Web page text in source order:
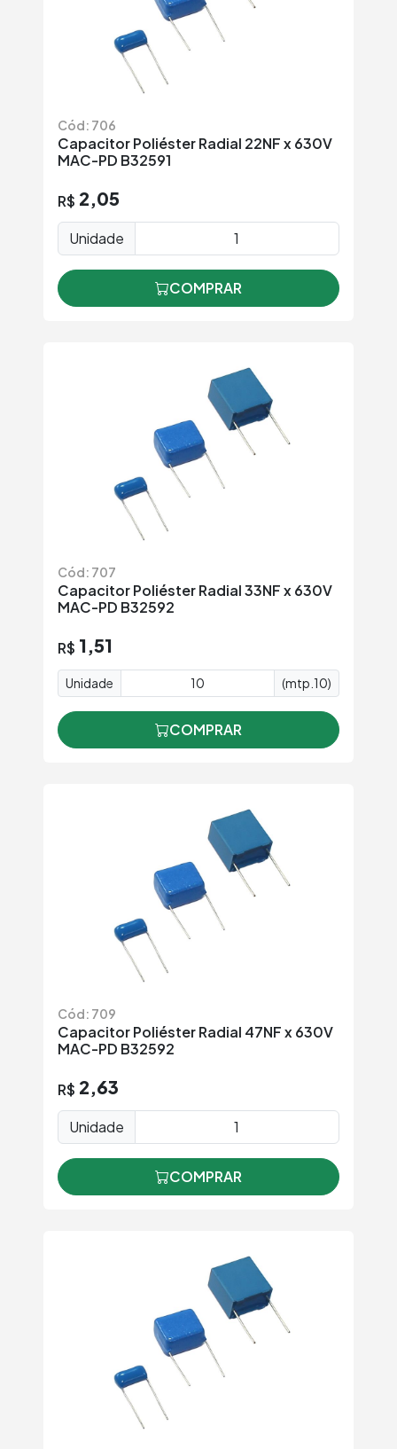
Cód: 706
Capacitor Poliéster Radial 22NF x 630V
MAC-PD B32591
R$ 2,05
Unidade
COMPRAR
Cód: 707
Capacitor Poliéster Radial 33NF x 630V
MAC-PD B32592
R$ 1,51
Unidade (mtp.10)
COMPRAR
Cód: 709
Capacitor Poliéster Radial 47NF x 630V
MAC-PD B32592
R$ 2,63
Unidade
COMPRAR